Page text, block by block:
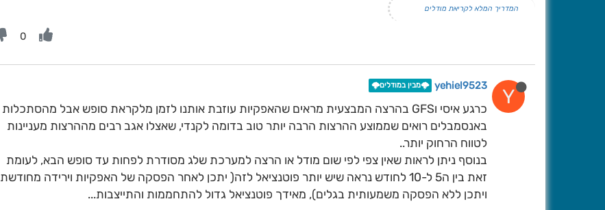
המדריך המלא לקריאת מודלים
0
Y
yehiel9523 🌩️מבין במודלים🌩️
כרגע איסי וGFS בהרצה המבצעית מראים שהאפקיות עוזבת אותנו לזמן מלקראת סופש אבל מהסתכלות
באנסמבלים רואים שממוצע ההרצות הרבה יותר טוב בדומה לקנדי, שאצלו אגב רבים מההרצות מעניינות
לטווח הרחוק יותר..
בנוסף ניתן לראות שאין צפי לפי שום מודל או הרצה למערכת שלג מסודרת לפחות עד סופש הבא, לעומת
זאת בין ה5 ל-10 לחודש נראה שיש יותר פוטנציאל לזה( יתכן לאחר הפסקה של האפקיות וירידה מחודשת
ויתכן ללא הפסקה משמעותית בגלים), מאידך פוטנציאל גדול להתחממות והתייצבות...